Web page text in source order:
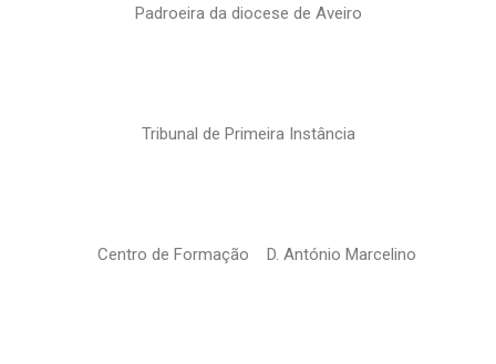
Padroeira da diocese de Aveiro
Tribunal de Primeira Instância
Centro de Formação D. António Marcelino